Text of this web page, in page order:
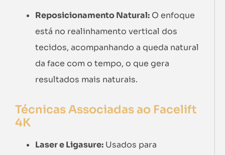
Reposicionamento Natural: O enfoque
está no realinhamento vertical dos
tecidos, acompanhando a queda natural
da face com o tempo, o que gera
resultados mais naturais.
Técnicas Associadas ao Facelift
4K
Laser e Ligasure: Usados para